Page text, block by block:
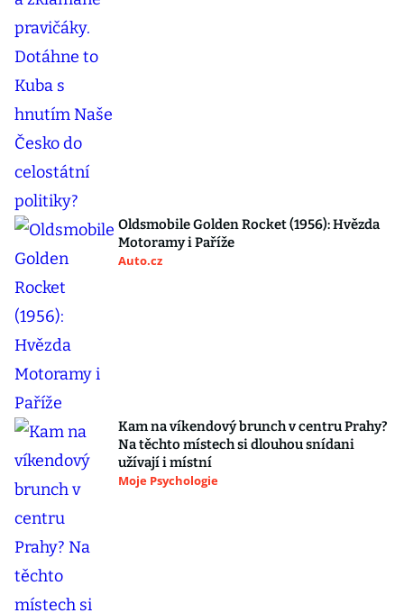
Oldsmobile Golden Rocket (1956): Hvězda
Motoramy i Paříže
Auto.cz
Kam na víkendový brunch v centru Prahy?
Na těchto místech si dlouhou snídani
užívají i místní
Moje Psychologie